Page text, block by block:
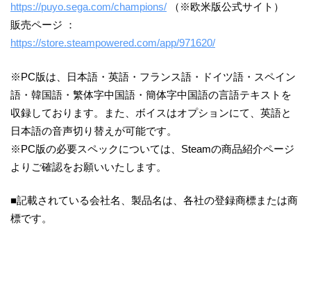
https://puyo.sega.com/champions/ （※欧米版公式サイト）
販売ページ ：
https://store.steampowered.com/app/971620/
※PC版は、日本語・英語・フランス語・ドイツ語・スペイン
語・韓国語・繁体字中国語・簡体字中国語の言語テキストを
収録しております。また、ボイスはオプションにて、英語と
日本語の音声切り替えが可能です。
※PC版の必要スペックについては、Steamの商品紹介ページ
よりご確認をお願いいたします。
■記載されている会社名、製品名は、各社の登録商標または商
標です。